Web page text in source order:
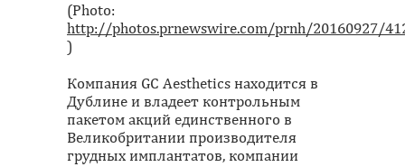
(Photo:
http://photos.prnewswire.com/prnh/20160927/
)
Компания GC Aesthetics находится в
Дублине и владеет контрольным
пакетом акций единственного в
Великобритании производителя
грудных имплантатов, компании